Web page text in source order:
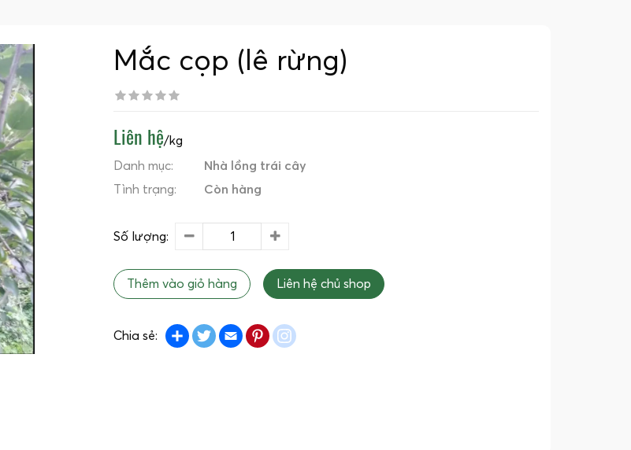
Mắc cọp (lê rừng)
Liên hệ/kg
Danh mục:
Nhà lồng trái cây
Tình trạng:
Còn hàng
Số lượng:
Thêm vào giỏ hàng Liên hệ chủ shop
Chia sẻ: ShareTwitterEmailPinterest